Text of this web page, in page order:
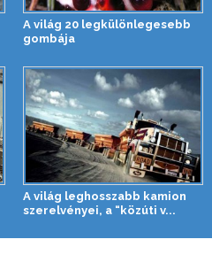
A világ 20 legkülönlegesebb
gombája
A világ leghosszabb kamion
szerelvényei, a “közúti v...